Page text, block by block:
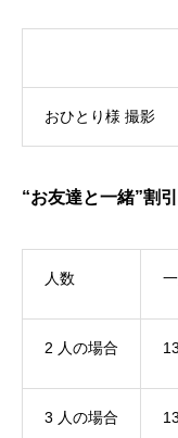
おひとり様 撮影
“お友達と一緒”割引
人数
2 人の場合
3 人の場合